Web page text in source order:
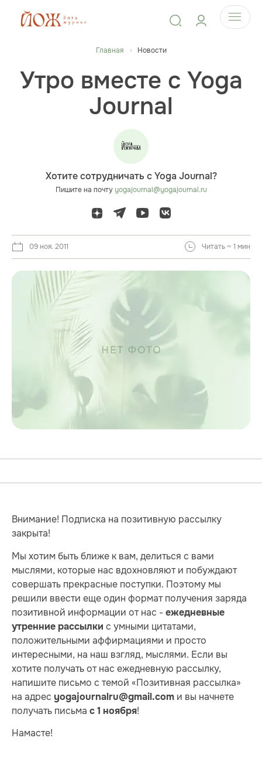
Главная Новости
Утро вместе с Yoga
Journal
Хотите сотрудничать с Yoga Journal?
Пишите на почтуyogajournal@yogajournal.ru
09 ноя. 2011 Читать ~ 1 мин
Внимание! Подписка на позитивную рассылку
закрыта!
Мы хотим быть ближе к вам, делиться с вами
мыслями, которые нас вдохновляют и побуждают
совершать прекрасные поступки. Поэтому мы
решили ввести еще один формат получения заряда
позитивной информации от нас - ежедневные
утренние рассылки с умными цитатами,
положительными аффирмациями и просто
интересными, на наш взгляд, мыслями. Если вы
хотите получать от нас ежедневную рассылку,
напишите письмо с темой «Позитивная рассылка»
на адрес yogajournalru@gmail.com и вы начнете
получать письма с 1 ноября!
Намасте!